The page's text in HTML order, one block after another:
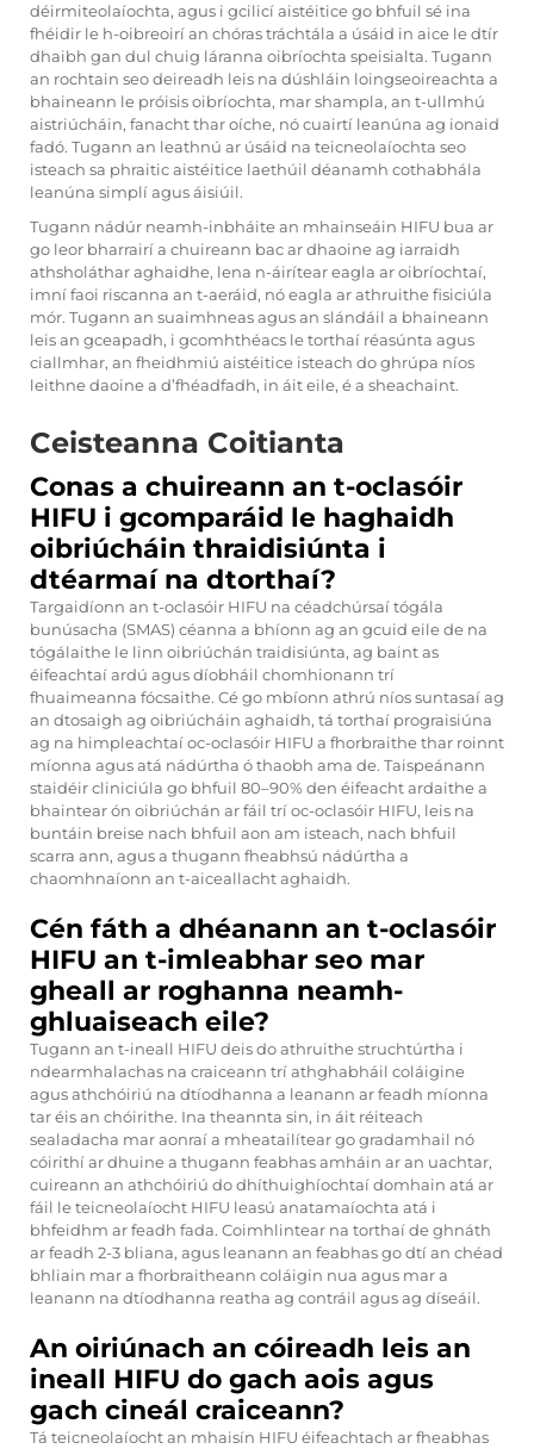
déirmiteolaíochta, agus i gcilicí aistéitice go bhfuil sé ina
fhéidir le h-oibreoirí an chóras tráchtála a úsáid in aice le dtír
dhaibh gan dul chuig láranna oibríochta speisialta. Tugann
an rochtain seo deireadh leis na dúshláin loingseoireachta a
bhaineann le próisis oibríochta, mar shampla, an t-ullmhú
aistriúcháin, fanacht thar oíche, nó cuairtí leanúna ag ionaid
fadó. Tugann an leathnú ar úsáid na teicneolaíochta seo
isteach sa phraitic aistéitice laethúil déanamh cothabhála
leanúna simplí agus áisiúil.
Tugann nádúr neamh-inbháite an mhainseáin HIFU bua ar
go leor bharrairí a chuireann bac ar dhaoine ag iarraidh
athsholáthar aghaidhe, lena n-áirítear eagla ar oibríochtaí,
imní faoi riscanna an t-aeráid, nó eagla ar athruithe fisiciúla
mór. Tugann an suaimhneas agus an slándáil a bhaineann
leis an gceapadh, i gcomhthéacs le torthaí réasúnta agus
ciallmhar, an fheidhmiú aistéitice isteach do ghrúpa níos
leithne daoine a d’fhéadfadh, in áit eile, é a sheachaint.
Ceisteanna Coitianta
Conas a chuireann an t-oclasóir
HIFU i gcomparáid le haghaidh
oibriúcháin thraidisiúnta i
dtéarmaí na dtorthaí?
Targaidíonn an t-oclasóir HIFU na céadchúrsaí tógála
bunúsacha (SMAS) céanna a bhíonn ag an gcuid eile de na
tógálaithe le linn oibriúchán traidisiúnta, ag baint as
éifeachtaí ardú agus díobháil chomhionann trí
fhuaimeanna fócsaithe. Cé go mbíonn athrú níos suntasaí ag
an dtosaigh ag oibriúcháin aghaidh, tá torthaí prograisiúna
ag na himpleachtaí oc-oclasóir HIFU a fhorbraithe thar roinnt
míonna agus atá nádúrtha ó thaobh ama de. Taispeánann
staidéir cliniciúla go bhfuil 80–90% den éifeacht ardaithe a
bhaintear ón oibriúchán ar fáil trí oc-oclasóir HIFU, leis na
buntáin breise nach bhfuil aon am isteach, nach bhfuil
scarra ann, agus a thugann fheabhsú nádúrtha a
chaomhnaíonn an t-aiceallacht aghaidh.
Cén fáth a dhéanann an t-oclasóir
HIFU an t-imleabhar seo mar
gheall ar roghanna neamh-
ghluaiseach eile?
Tugann an t-ineall HIFU deis do athruithe struchtúrtha i
ndearmhalachas na craiceann trí athghabháil coláigine
agus athchóiriú na dtíodhanna a leanann ar feadh míonna
tar éis an chóirithe. Ina theannta sin, in áit réiteach
sealadacha mar aonraí a mheatailítear go gradamhail nó
cóirithí ar dhuine a thugann feabhas amháin ar an uachtar,
cuireann an athchóiriú do dhíthuighíochtaí domhain atá ar
fáil le teicneolaíocht HIFU leasú anatamaíochta atá i
bhfeidhm ar feadh fada. Coimhlintear na torthaí de ghnáth
ar feadh 2-3 bliana, agus leanann an feabhas go dtí an chéad
bhliain mar a fhorbraitheann coláigin nua agus mar a
leanann na dtíodhanna reatha ag contráil agus ag díseáil.
An oiriúnach an cóireadh leis an
ineall HIFU do gach aois agus
gach cineál craiceann?
Tá teicneolaíocht an mhaisín HIFU éifeachtach ar fheabhas